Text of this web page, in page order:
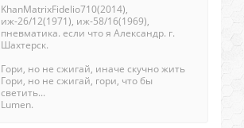
KhanMatrixFidelio710(2014),
иж-26/12(1971), иж-58/16(1969),
пневматика. если что я Александр. г.
Шахтерск.
Гори, но не сжигай, иначе скучно жить
Гори, но не сжигай, гори, что бы
светить...
Lumen.